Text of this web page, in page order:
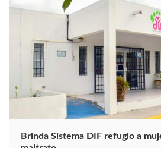
Brinda Sistema DIF refugio a